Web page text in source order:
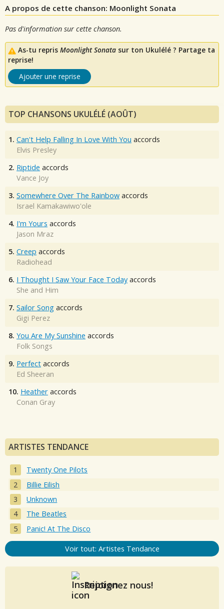
A propos de cette chanson: Moonlight Sonata
Pas d'information sur cette chanson.
As-tu repris Moonlight Sonata sur ton Ukulélé ? Partage ta
reprise!
Ajouter une reprise
TOP CHANSONS UKULÉLÉ (AOÛT)
1. Can't Help Falling In Love With You accords
Elvis Presley
2. Riptide accords
Vance Joy
3. Somewhere Over The Rainbow accords
Israel Kamakawiwo'ole
4. I'm Yours accords
Jason Mraz
5. Creep accords
Radiohead
6. I Thought I Saw Your Face Today accords
She and Him
7. Sailor Song accords
Gigi Perez
8. You Are My Sunshine accords
Folk Songs
9. Perfect accords
Ed Sheeran
10. Heather accords
Conan Gray
ARTISTES TENDANCE
Twenty One Pilots
Billie Eilish
Unknown
The Beatles
Panic! At The Disco
Voir tout: Artistes Tendance
Rejoignez nous!